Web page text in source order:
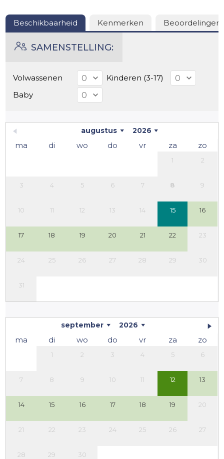
Beschikbaarheid Kenmerken Beoordelingen
SAMENSTELLING:
Volwassenen
Kinderen (3-17)
Baby
augustus 2026
ma di wo do vr za zo
1 2
3 4 5 6 7 8 9
10 11 12 13 14 15 16
17 18 19 20 21 22 23
24 25 26 27 28 29 30
31
september 2026
ma di wo do vr za zo
1 2 3 4 5 6
7 8 9 10 11 12 13
14 15 16 17 18 19 20
21 22 23 24 25 26 27
28 29 30